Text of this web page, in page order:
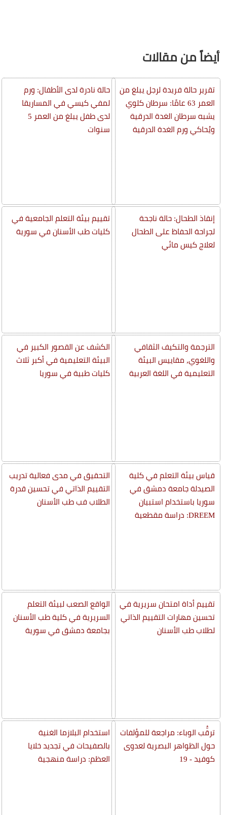
أيضاً من مقالات
تقرير حالة فريدة لرجل يبلغ من
العمر 63 عامًا: سرطان كلوي
يشبه سرطان الغدة الدرقية
ويُحاكي ورم الغدة الدرقية
إنقاذ الطحال: حالة ناجحة
لجراحة الحفاظ على الطحال
لعلاج كيس مائي
الترجمة والتكيف الثقافي
واللغوي, مقاييس البيئة
التعليمية في اللغة العربية
قياس بيئة التعلم في كلية
الصيدلة جامعة دمشق في
سوريا باستخدام استبيان
DREEM: دراسة مقطعية
تقييم أداة امتحان سريرية في
تحسين مهارات التقييم الذاتي
لطلاب طب الأسنان
ترقُّب الوباء: مراجعة للمؤلفات
حول الظواهر البصرية لعدوى
كوفيد - 19
حالة نادرة لدى الأطفال: ورم
لمفي كيسي في المساريقا
لدى طفل يبلغ من العمر 5
سنوات
تقييم بيئة التعلم الجامعية في
كليات طب الأسنان في سورية
الكشف عن القصور الكبير في
البيئة التعليمية في أكبر ثلاث
كليات طبية في سوريا
التحقيق في مدى فعالية تدريب
التقييم الذاتي في تحسين قدرة
الطلاب فب طب الأسنان
الواقع الصعب لبيئة التعلم
السريرية في كلية طب الأسنان
بجامعة دمشق في سورية
استخدام البلازما الغنية
بالصفيحات في تجديد خلايا
العظم: دراسة منهجية